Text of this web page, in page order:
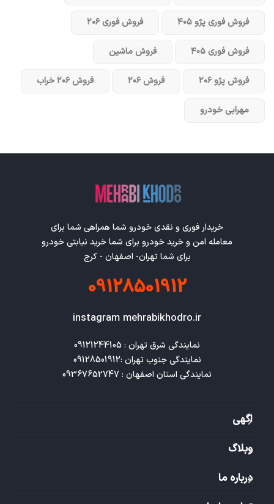
فروش فوری پژو ۴۰۵ فروش فوری ۲۰۶
فروش فوری ۴۰۵ فروش ماشین
فروش پژو ۲۰۶ فروش ۲۰۶ فروش ۲۰۶ خراب
مهرابی خودرو
خریدار فوری و نقدی خودرو شما همراهی شما برای
معامله امن و خرید خودرو برای شما خرید نیابتی خودرو
برای شما تهران- اصفهان - کرج
09128501912
instagram mehrabikhodro.ir
نمایندگی استان اصفهان : 09367652747
اگهی
وبلاگ
درباره ما